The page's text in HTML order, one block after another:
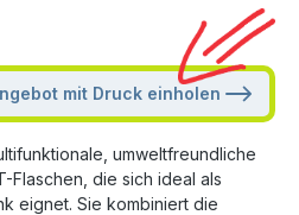
mit Druck einholen
umweltfreundliche
Flaschen, die sich ideal als
eignet. Sie kombiniert die